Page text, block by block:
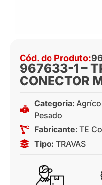
Cód. do Produto:
967633-1 –
CONECTOR
Categoria:
Pesado
Fabricante: TE
Tipo: TRAVAS